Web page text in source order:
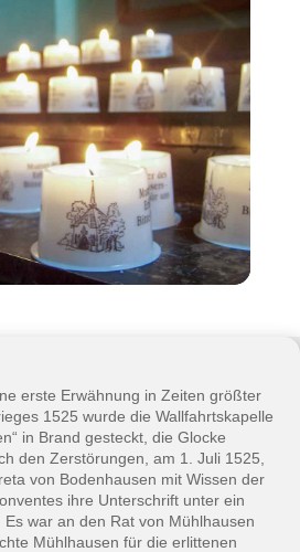
erste Erwähnung in Zeiten größter
1525 wurde die Wallfahrtskapelle
in Brand gesteckt, die Glocke
den Zerstörungen, am 1. Juli 1525,
von Bodenhausen mit Wissen der
ihre Unterschrift unter ein
war an den Rat von Mühlhausen
Mühlhausen für die erlittenen